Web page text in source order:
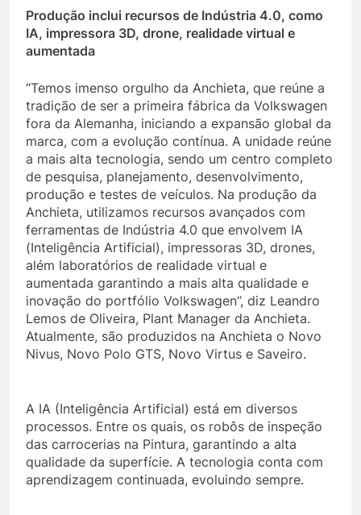
Produção inclui recursos de Indústria 4.0, como
IA, impressora 3D, drone, realidade virtual e
aumentada
“Temos imenso orgulho da Anchieta, que reúne a
tradição de ser a primeira fábrica da Volkswagen
fora da Alemanha, iniciando a expansão global da
marca, com a evolução contínua. A unidade reúne
a mais alta tecnologia, sendo um centro completo
de pesquisa, planejamento, desenvolvimento,
produção e testes de veículos. Na produção da
Anchieta, utilizamos recursos avançados com
ferramentas de Indústria 4.0 que envolvem IA
(Inteligência Artificial), impressoras 3D, drones,
além laboratórios de realidade virtual e
aumentada garantindo a mais alta qualidade e
inovação do portfólio Volkswagen”, diz Leandro
Lemos de Oliveira, Plant Manager da Anchieta.
Atualmente, são produzidos na Anchieta o Novo
Nivus, Novo Polo GTS, Novo Virtus e Saveiro.
A IA (Inteligência Artificial) está em diversos
processos. Entre os quais, os robôs de inspeção
das carrocerias na Pintura, garantindo a alta
qualidade da superfície. A tecnologia conta com
aprendizagem continuada, evoluindo sempre.